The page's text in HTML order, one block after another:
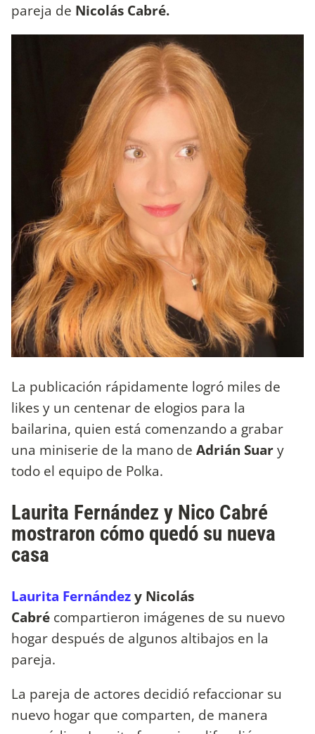
pareja de Nicolás Cabré.
La publicación rápidamente logró miles de
likes y un centenar de elogios para la
bailarina, quien está comenzando a grabar
una miniserie de la mano de Adrián Suary
todo el equipo de Polka.
Laurita Fernández y Nico Cabré
mostraron cómo quedó su nueva
casa
Laurita Fernándezy Nicolás
Cabré compartieron imágenes de su nuevo
hogar después de algunos altibajos en la
pareja.
La pareja de actores decidió refaccionar su
nuevo hogar que comparten, de manera